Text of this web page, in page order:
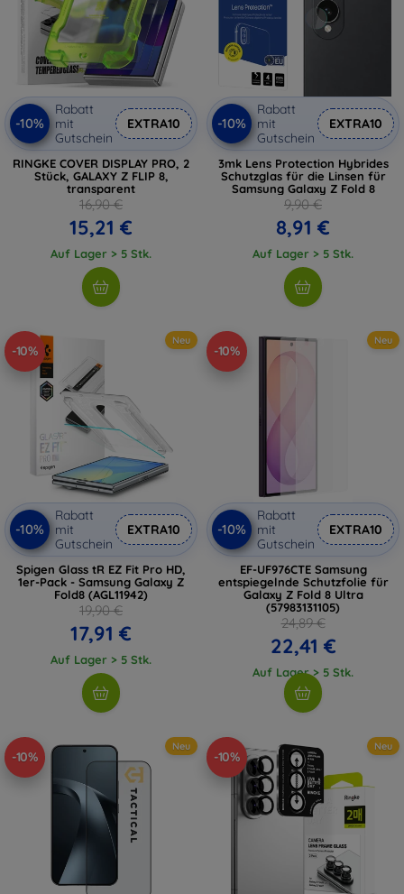
-10%
Rabatt
mit
Gutschein
EXTRA10
RINGKE COVER DISPLAY PRO, 2
Stück, GALAXY Z FLIP 8,
transparent
16,90 €
15,21 €
Auf Lager > 5 Stk.
-10%
Rabatt
mit
Gutschein
EXTRA10
3mk Lens Protection Hybrides
Schutzglas für die Linsen für
Samsung Galaxy Z Fold 8
9,90 €
8,91 €
Auf Lager > 5 Stk.
-10%
Neu
-10%
Rabatt
mit
Gutschein
EXTRA10
Spigen Glass tR EZ Fit Pro HD,
1er-Pack - Samsung Galaxy Z
Fold8 (AGL11942)
19,90 €
17,91 €
Auf Lager > 5 Stk.
-10%
Neu
-10%
Rabatt
mit
Gutschein
EXTRA10
EF-UF976CTE Samsung
entspiegelnde Schutzfolie für
Galaxy Z Fold 8 Ultra
(57983131105)
24,89 €
22,41 €
Auf Lager > 5 Stk.
-10%
Neu
-10%
Neu